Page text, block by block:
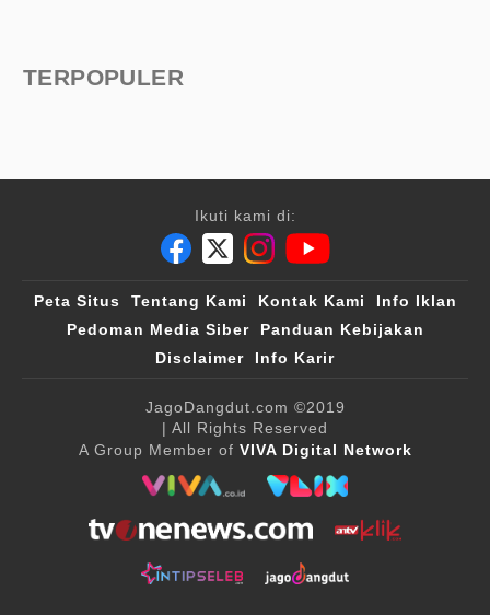
TERPOPULER
Ikuti kami di:
Peta Situs Tentang Kami Kontak Kami
Info Iklan
Pedoman Media Siber
Panduan Kebijakan
Disclaimer
Info Karir
JagoDangdut.com ©2019
| All Rights Reserved
A Group Member of VIVA Digital Network